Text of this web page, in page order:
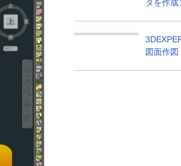
タを作成
図面作図